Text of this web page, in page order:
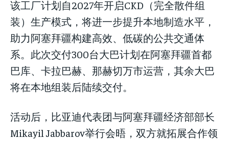
该工厂计划自2027年开启CKD（完全散件组
装）生产模式，将进一步提升本地制造水平，
助力阿塞拜疆构建高效、低碳的公共交通体
系。此次交付300台大巴计划在阿塞拜疆首都
巴库、卡拉巴赫、那赫切万市运营，其余大巴
将在本地组装后陆续交付。
活动后，比亚迪代表团与阿塞拜疆经济部部长
Mikayil Jabbarov举行会晤，双方就拓展合作领